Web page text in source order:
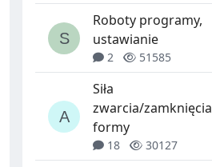
Roboty programy,
ustawianie
2 51585
Siła
zwarcia/zamknięcia
formy
18 30127